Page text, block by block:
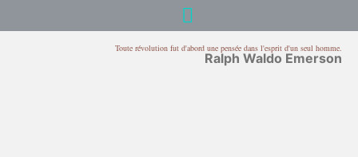
Toute révolution fut d'abord une pensée dans l'esprit d'un seul homme.
Ralph Waldo Emerson